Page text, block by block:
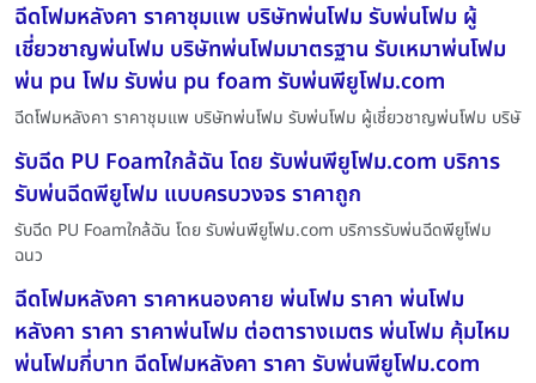
ฉีดโฟมหลังคา ราคาชุมแพ บริษัทพ่นโฟม รับพ่นโฟม ผู้
เชี่ยวชาญพ่นโฟม บริษัทพ่นโฟมมาตรฐาน รับเหมาพ่นโฟม
พ่น pu โฟม รับพ่น pu foam รับพ่นพียูโฟม.com
ฉีดโฟมหลังคา ราคาชุมแพ บริษัทพ่นโฟม รับพ่นโฟม ผู้เชี่ยวชาญพ่นโฟม บริษั
รับฉีด PU Foamใกล้ฉัน โดย รับพ่นพียูโฟม.com บริการ
รับพ่นฉีดพียูโฟม แบบครบวงจร ราคาถูก
รับฉีด PU Foamใกล้ฉัน โดย รับพ่นพียูโฟม.com บริการรับพ่นฉีดพียูโฟม
ฉนว
ฉีดโฟมหลังคา ราคาหนองคาย พ่นโฟม ราคา พ่นโฟม
หลังคา ราคา ราคาพ่นโฟม ต่อตารางเมตร พ่นโฟม คุ้มไหม
พ่นโฟมกี่บาท ฉีดโฟมหลังคา ราคา รับพ่นพียูโฟม.com